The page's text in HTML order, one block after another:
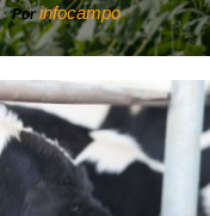
Porinfocampo